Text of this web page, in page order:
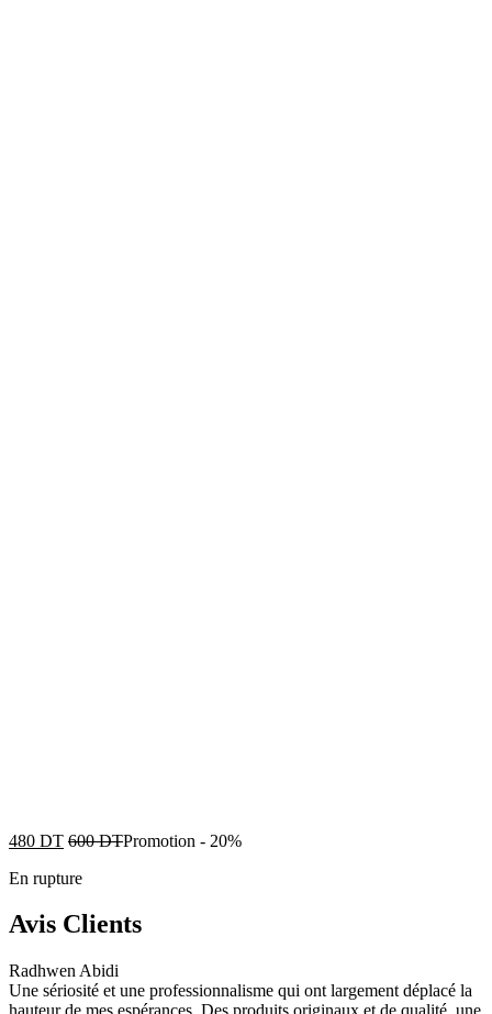
480 DT 600DTPromotion - 20%
En rupture
Avis Clients
Radhwen Abidi
Une sériosité et une professionnalisme qui ont largement déplacé la